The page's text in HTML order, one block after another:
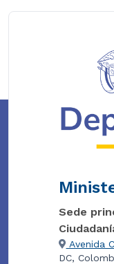
Sede
Avenida
DC,